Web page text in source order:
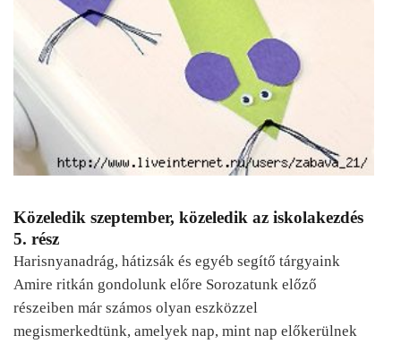
Közeledik szeptember, közeledik az iskolakezdés
5. rész
Harisnyanadrág, hátizsák és egyéb segítő tárgyaink
Amire ritkán gondolunk előre Sorozatunk előző
részeiben már számos olyan eszközzel
megismerkedtünk, amelyek nap, mint nap előkerülnek